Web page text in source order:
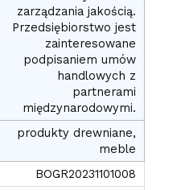
zarządzania jakością.
Przedsiębiorstwo jest
zainteresowane
podpisaniem umów
handlowych z
partnerami
międzynarodowymi.
produkty drewniane,
meble
BOGR20231101008